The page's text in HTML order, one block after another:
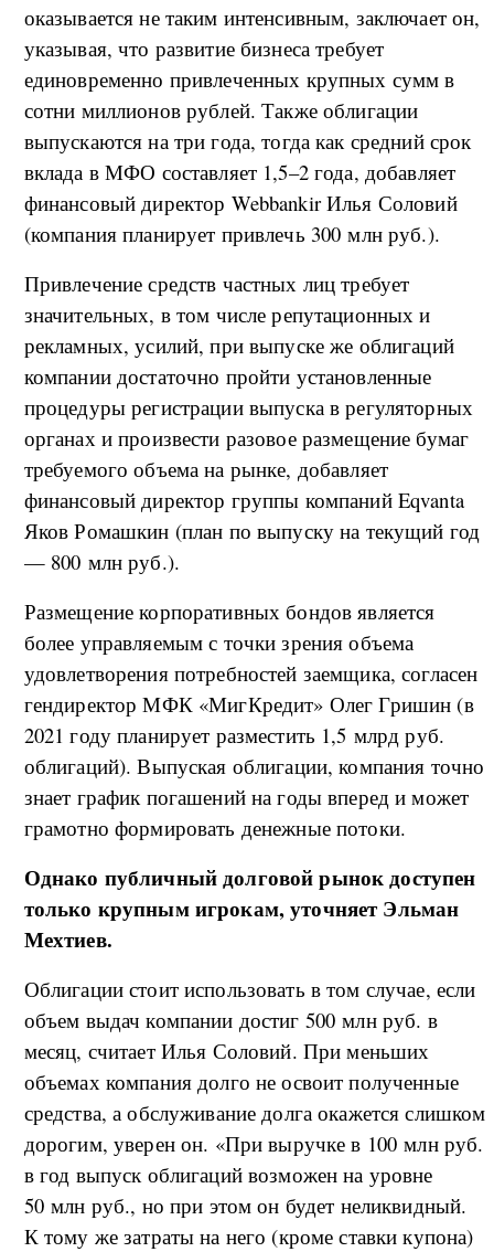
оказывается не таким интенсивным, заключает он,
указывая, что развитие бизнеса требует
единовременно привлеченных крупных сумм в
сотни миллионов рублей. Также облигации
выпускаются на три года, тогда как средний срок
вклада в МФО составляет 1,5–2 года, добавляет
финансовый директор Webbankir Илья Соловий
(компания планирует привлечь 300 млн руб.).
Привлечение средств частных лиц требует
значительных, в том числе репутационных и
рекламных, усилий, при выпуске же облигаций
компании достаточно пройти установленные
процедуры регистрации выпуска в регуляторных
органах и произвести разовое размещение бумаг
требуемого объема на рынке, добавляет
финансовый директор группы компаний Eqvanta
Яков Ромашкин (план по выпуску на текущий год
— 800 млн руб.).
Размещение корпоративных бондов является
более управляемым с точки зрения объема
удовлетворения потребностей заемщика, согласен
гендиректор МФК «МигКредит» Олег Гришин (в
2021 году планирует разместить 1,5 млрд руб.
облигаций). Выпуская облигации, компания точно
знает график погашений на годы вперед и может
грамотно формировать денежные потоки.
Однако публичный долговой рынок доступен
только крупным игрокам, уточняет Эльман
Мехтиев.
Облигации стоит использовать в том случае, если
объем выдач компании достиг 500 млн руб. в
месяц, считает Илья Соловий. При меньших
объемах компания долго не освоит полученные
средства, а обслуживание долга окажется слишком
дорогим, уверен он. «При выручке в 100 млн руб.
в год выпуск облигаций возможен на уровне
50 млн руб., но при этом он будет неликвидный.
К тому же затраты на него (кроме ставки купона)